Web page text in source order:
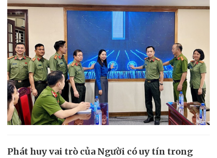
Phát huy vai trò của Người có uy tín trong